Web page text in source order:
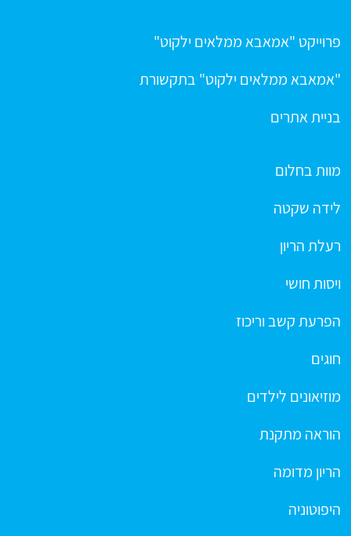
פרוייקט "אמאבא ממלאים ילקוט"
"אמאבא ממלאים ילקוט" בתקשורת
בניית אתרים
מוות בחלום
לידה שקטה
רעלת הריון
ויסות חושי
הפרעת קשב וריכוז
חוגים
מוזיאונים לילדים
הוראה מתקנת
הריון מדומה
היפוטוניה